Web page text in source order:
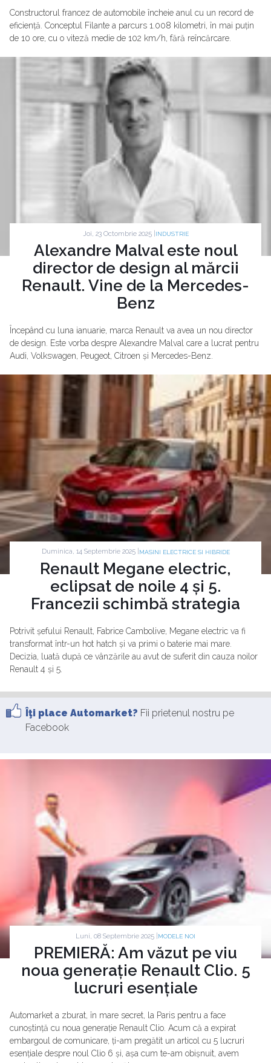
Constructorul francez de automobile încheie anul cu un record de
eficiență. Conceptul Filante a parcurs 1.008 kilometri, în mai puțin
de 10 ore, cu o viteză medie de 102 km/h, fără reîncărcare.
Joi, 23 Octombrie 2025 | INDUSTRIE
Alexandre Malval este noul
director de design al mărcii
Renault. Vine de la Mercedes-
Benz
Începând cu luna ianuarie, marca Renault va avea un nou director
de design. Este vorba despre Alexandre Malval care a lucrat pentru
Audi, Volkswagen, Peugeot, Citroen și Mercedes-Benz.
Duminica, 14 Septembrie 2025 | MASINI ELECTRICE SI HIBRIDE
Renault Megane electric,
eclipsat de noile 4 și 5.
Francezii schimbă strategia
Potrivit șefului Renault, Fabrice Cambolive, Megane electric va fi
transformat într-un hot hatch și va primi o baterie mai mare.
Decizia, luată după ce vânzările au avut de suferit din cauza noilor
Renault 4 și 5.
Îţi place Automarket? Fii prietenul nostru pe
Facebook
Luni, 08 Septembrie 2025 | MODELE NOI
PREMIERĂ: Am văzut pe viu
noua generație Renault Clio. 5
lucruri esențiale
Automarket a zburat, în mare secret, la Paris pentru a face
cunoștință cu noua generație Renault Clio. Acum că a expirat
embargoul de comunicare, ți-am pregătit un articol cu 5 lucruri
esențiale despre noul Clio 6 și, așa cum te-am obișnuit, avem